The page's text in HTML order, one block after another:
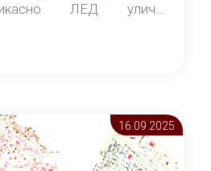
ЛЕД улично
16.09 2025